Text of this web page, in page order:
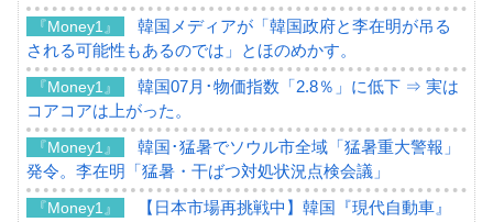
『Money1』
韓国メディアが「韓国政府と李在明が吊る
される可能性もあるのでは」とほのめかす。
『Money1』
韓国07月･物価指数「2.8％」に低下 ⇒ 実は
コアコアは上がった。
『Money1』
韓国･猛暑でソウル市全域「猛暑重大警報」
発令。李在明「猛暑・干ばつ対処状況点検会議」
『Money1』
【日本市場再挑戦中】韓国『現代自動車』